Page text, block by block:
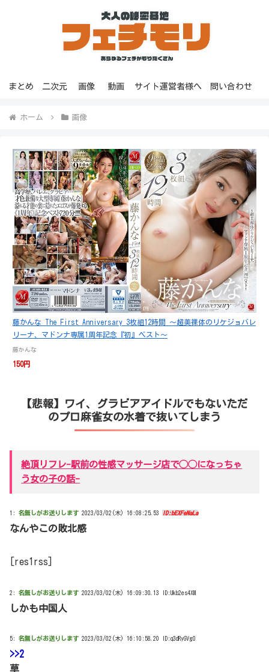
まとめ 二次元 画像 動画 サイト運営者様へ 問い合わせ
ホーム 画像
藤かんな The First Anniversary 3枚組12時間 ～超美裸体のリケジョバレ
リーナ、マドンナ専属1周年記念『初』ベスト～
藤かんな
150円
【悲報】ワイ、グラビアアイドルでもないただ
のプロ麻雀女の水着で抜いてしまう
絶頂リフレ-駅前の性感マッサージ店で◯◯になっちゃ
う女の子の話-
1: 名無しがお送りします 2023/03/02(木) 16:08:25.53 ID:bEXFeNaLa
なんやこの敗北感
[res1rss]
2: 名無しがお送りします 2023/03/02(木) 16:09:30.13 ID:Ukb2es4XM
しかも中国人
5: 名無しがお送りします 2023/03/02(木) 16:10:58.20 ID:q3dRyGVg0
>>2
草